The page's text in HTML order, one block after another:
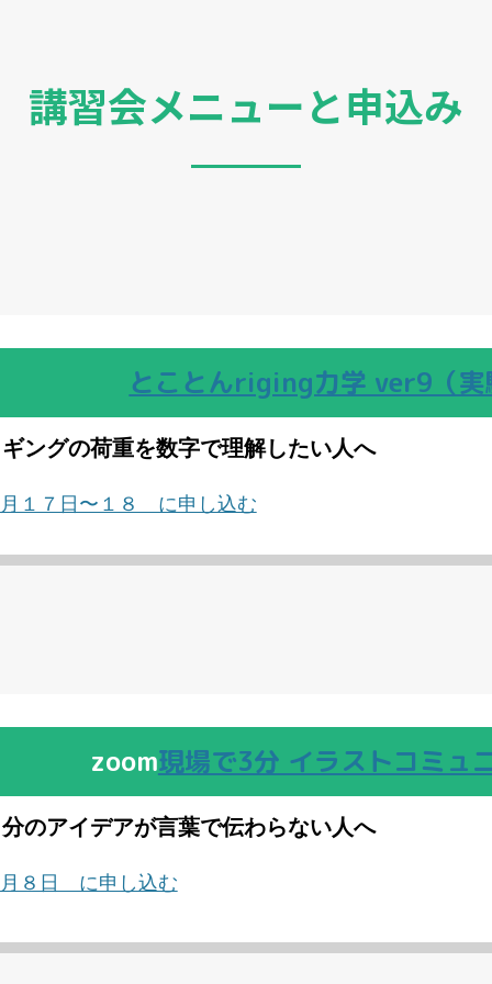
講習会メニューと申込み
とことんriging力学 ver9（実
ングの荷重を数字で理解したい人へ
１７日〜１８ に申し込む
zoom現場で3分 イラストコミュ
のアイデアが言葉で伝わらない人へ
８日 に申し込む